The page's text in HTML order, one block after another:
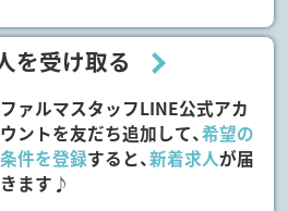
を受け取る
ファルマスタッフLINE公式アカ
ウントを友だち追加して、希望の
条件を登録すると、新着求人が届
きます♪